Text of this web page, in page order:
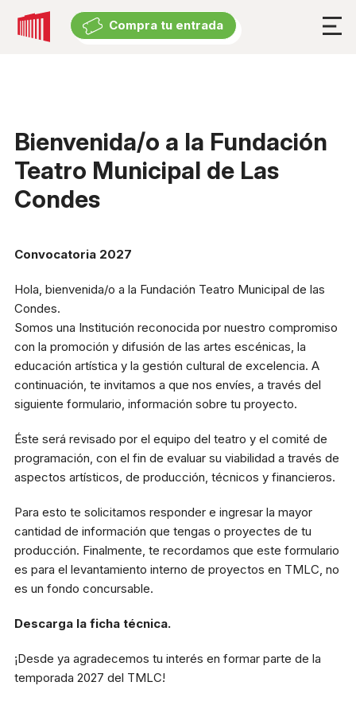
Compra tu entrada
Exposiciones
Eventos suspendidos
Accesibilidad Universal
Descuentos y beneficios
Reglas generales
Preguntas frecuentes
Presenta tu proyecto
Prepara tu experiencia
Horarios boletería
Lunes a viernes:
10:00 a 19:30 h
Sábado y domingo:
11:00 a 16:00 h
Dirección
Compra tu entrada
Bienvenida/o a la Fundación
Teatro Municipal de Las
Condes
Convocatoria 2027
Hola, bienvenida/o a la Fundación Teatro Municipal de las
Condes.
Somos una Institución reconocida por nuestro compromiso
con la promoción y difusión de las artes escénicas, la
educación artística y la gestión cultural de excelencia. A
continuación, te invitamos a que nos envíes, a través del
siguiente formulario, información sobre tu proyecto.
Éste será revisado por el equipo del teatro y el comité de
programación, con el fin de evaluar su viabilidad a través de
aspectos artísticos, de producción, técnicos y financieros.
Para esto te solicitamos responder e ingresar la mayor
cantidad de información que tengas o proyectes de tu
producción. Finalmente, te recordamos que este formulario
es para el levantamiento interno de proyectos en TMLC, no
es un fondo concursable.
Descarga la ficha técnica.
¡Desde ya agradecemos tu interés en formar parte de la
temporada 2027 del TMLC!